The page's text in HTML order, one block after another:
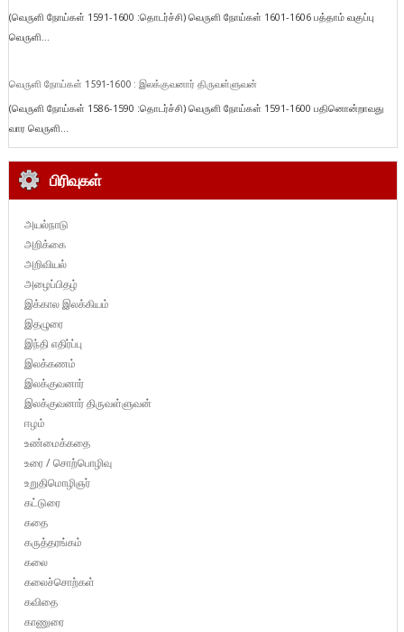
(வெருளி நோய்கள் 1591-1600 :தொடர்ச்சி) வெருளி நோய்கள் 1601-1606 பத்தாம் வகுப்பு
வெருளி...
வெருளி நோய்கள் 1591-1600 : இலக்குவனார் திருவள்ளுவன்
(வெருளி நோய்கள் 1586-1590 :தொடர்ச்சி) வெருளி நோய்கள் 1591-1600 பதினொன்றாவது
வார வெருளி...
பிரிவுகள்
அயல்நாடு
அறிக்கை
அறிவியல்
அழைப்பிதழ்
இக்கால இலக்கியம்
இதழுரை
இந்தி எதிர்ப்பு
இலக்கணம்
இலக்குவனார்
இலக்குவனார் திருவள்ளுவன்
ஈழம்
உண்மைக்கதை
உரை / சொற்பொழிவு
உறுதிமொழிஞர்
கட்டுரை
கதை
கருத்தரங்கம்
கலை
கலைச்சொற்கள்
கவிதை
காணுரை